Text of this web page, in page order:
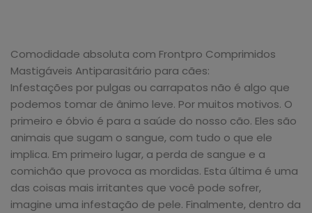
Comodidade absoluta com Frontpro Comprimidos
Mastigáveis Antiparasitário para cães:
Infestações por pulgas ou carrapatos não é algo que
podemos tomar de ânimo leve. Por muitos motivos. O
primeiro e óbvio é para a saúde do nosso cão. Eles são
animais que sugam o sangue, com tudo o que ele
implica. Em primeiro lugar, a perda de sangue e a
comichão que provoca as mordidas. Esta última é uma
das coisas mais irritantes que você pode sofrer,
imagine uma infestação de pele. Finalmente, dentro da